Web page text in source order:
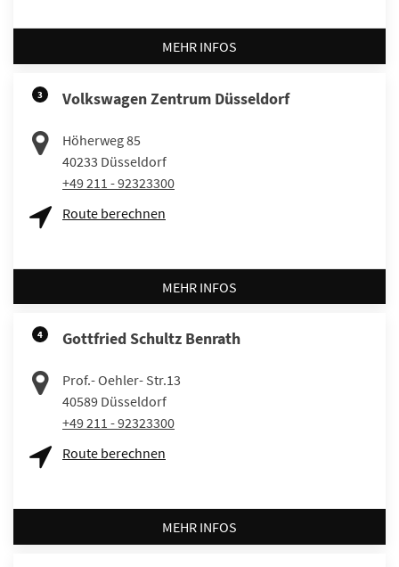
MEHR INFOS
3 Volkswagen Zentrum Düsseldorf
Höherweg 85
40233 Düsseldorf
+49 211 - 92323300
Route berechnen
MEHR INFOS
4 Gottfried Schultz Benrath
Prof.- Oehler- Str.13
40589 Düsseldorf
+49 211 - 92323300
Route berechnen
MEHR INFOS